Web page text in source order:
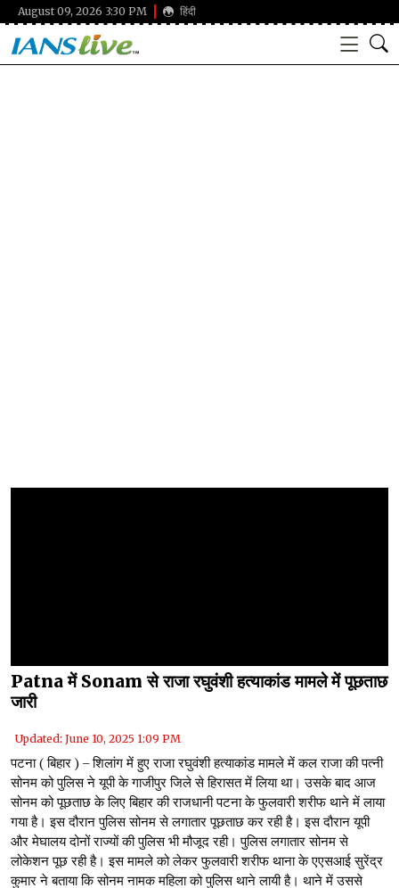
August 09, 2026 3:30 PM हिंदी
Patna में Sonam से राजा रघुवंशी हत्याकांड मामले में पूछताछ
जारी
Updated: June 10, 2025 1:09 PM
पटना ( बिहार ) – शिलांग में हुए राजा रघुवंशी हत्याकांड मामले में कल राजा की पत्नी
सोनम को पुलिस ने यूपी के गाजीपुर जिले से हिरासत में लिया था। उसके बाद आज
सोनम को पूछताछ के लिए बिहार की राजधानी पटना के फुलवारी शरीफ थाने में लाया
गया है। इस दौरान पुलिस सोनम से लगातार पूछताछ कर रही है। इस दौरान यूपी
और मेघालय दोनों राज्यों की पुलिस भी मौजूद रही। पुलिस लगातार सोनम से
लोकेशन पूछ रही है। इस मामले को लेकर फुलवारी शरीफ थाना के एएसआई सुरेंद्र
कुमार ने बताया कि सोनम नामक महिला को पुलिस थाने लायी है। थाने में उससे